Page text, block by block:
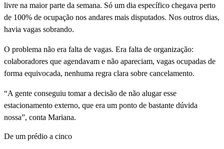
livre na maior parte da semana. Só um dia específico chegava perto
de 100% de ocupação nos andares mais disputados. Nos outros dias,
havia vagas sobrando.
O problema não era falta de vagas. Era falta de organização:
colaboradores que agendavam e não apareciam, vagas ocupadas de
forma equivocada, nenhuma regra clara sobre cancelamento.
“A gente conseguiu tomar a decisão de não alugar esse
estacionamento externo, que era um ponto de bastante dúvida
nossa”, conta Mariana.
De um prédio a cinco